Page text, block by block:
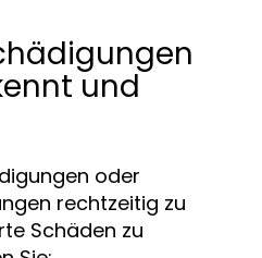
und
oder
rechtzeitig zu
Schäden zu